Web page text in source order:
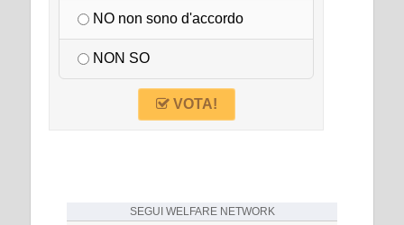
NO non sono d'accordo
NON SO
VOTA!
SEGUI WELFARE NETWORK